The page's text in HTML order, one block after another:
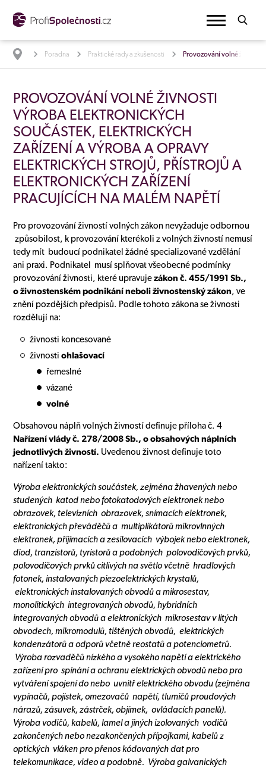
Poradna Praktické rady a zkušenosti Provozování volné
PROVOZOVÁNÍ VOLNÉ ŽIVNOSTI
VÝROBA ELEKTRONICKÝCH
SOUČÁSTEK, ELEKTRICKÝCH
ZAŘÍZENÍ A VÝROBA A OPRAVY
ELEKTRICKÝCH STROJŮ, PŘÍSTROJŮ A
ELEKTRONICKÝCH ZAŘÍZENÍ
PRACUJÍCÍCH NA MALÉM NAPĚTÍ
Pro provozování živností volných zákon nevyžaduje odbornou
způsobilost, k provozování kterékoli z volných živností nemusí
tedy mít budoucí podnikatel žádné specializované vzdělání
ani praxi. Podnikatel musí splňovat všeobecné podmínky
provozování živnosti, které upravujezákon č. 455/1991 Sb.,
o živnostenském podnikání neboli živnostenský zákon, ve
znění pozdějších předpisů. Podle tohoto zákona se živnosti
rozdělují na:
živnosti koncesované
živnostiohlašovací
řemeslné
vázané
volné
Obsahovou náplň volných živností definuje příloha č. 4
Nařízení vlády č. 278/2008 Sb., o obsahových náplních
jednotlivých živností. Uvedenou živnost definuje toto
nařízení takto:
Výroba elektronických součástek, zejména žhavených nebo
studených katod nebo fotokatodových elektronek nebo
obrazovek, televizních obrazovek, snímacích elektronek,
elektronických převáděčů a multiplikátorů mikrovlnných
elektronek, přijímacích a zesilovacích výbojek nebo elektronek,
diod, tranzistorů, tyristorů a podobných polovodičových prvků,
polovodičových prvků citlivých na světlo včetně hradlových
fotonek, instalovaných piezoelektrických krystalů,
elektronických instalovaných obvodů a mikrosestav,
monolitických integrovaných obvodů, hybridních
integrovaných obvodů a elektronických mikrosestav v litých
obvodech, mikromodulů, tištěných obvodů, elektrických
kondenzátorů a odporů včetně reostatů a potenciometrů.
Výroba rozvaděčů nízkého a vysokého napětí a elektrického
zařízení pro spínání a ochranu elektrických obvodů nebo pro
vytváření spojení do nebo uvnitř elektrického obvodu (zejména
vypínačů, pojistek, omezovačů napětí, tlumičů proudových
nárazů, zásuvek, zástrček, objímek, ovládacích panelů).
Výroba vodičů, kabelů, lamel a jiných izolovaných vodičů
zakončených nebo nezakončených přípojkami, kabelů z
optických vláken pro přenos kódovaných dat pro
telekomunikace, video a podobně. Výroba galvanických